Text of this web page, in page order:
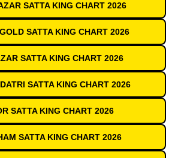
SATTA KING CHART 2026
SATTA KING CHART 2026
SATTA KING CHART 2026
SATTA KING CHART 2026
SATTA KING CHART 2026
SATTA KING CHART 2026